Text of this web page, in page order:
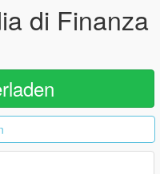
di Finanza